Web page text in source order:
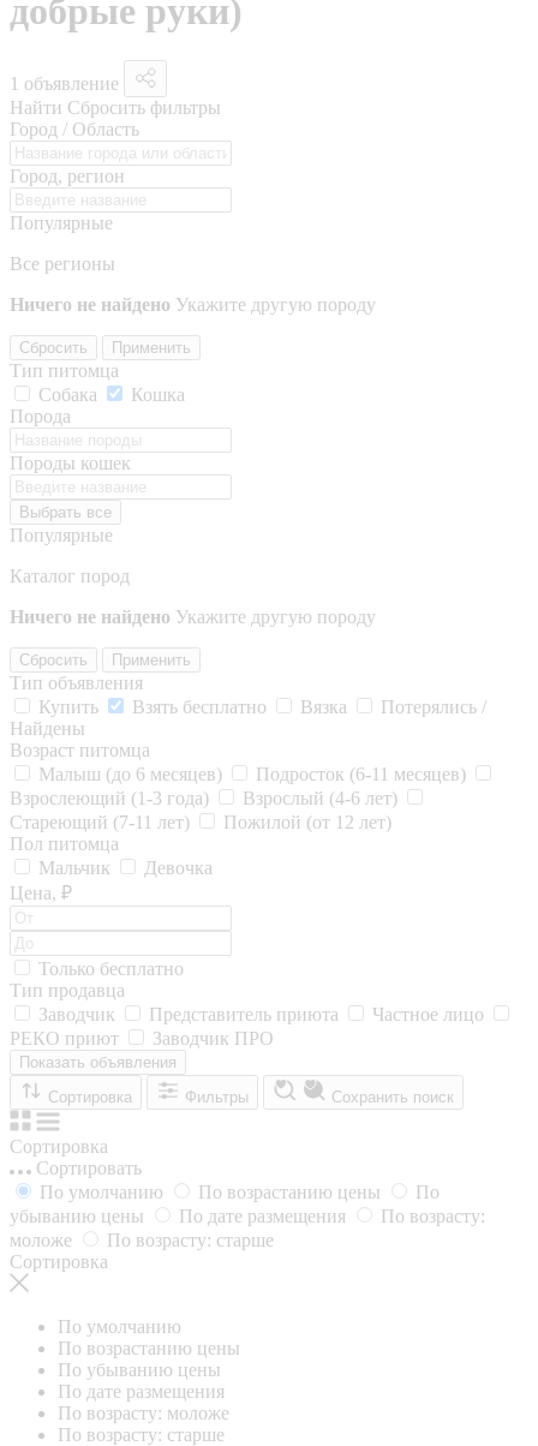
добрые руки)
1 объявление
Найти Сбросить фильтры
Город / Область
Город, регион
Популярные
Все регионы
Ничего не найдено Укажите другую породу
Сбросить Применить
Тип питомца
Собака
Кошка
Порода
Породы кошек
Выбрать все
Популярные
Каталог пород
Ничего не найдено Укажите другую породу
Сбросить Применить
Тип объявления
Купить
Взять бесплатно Вязка
Потерялись /
Найдены
Возраст питомца
Малыш (до 6 месяцев)
Подросток (6-11 месяцев)
Взрослеющий (1-3 года)
Взрослый (4-6 лет)
Стареющий (7-11 лет)
Пожилой (от 12 лет)
Пол питомца
Мальчик
Девочка
Цена, ₽
Только бесплатно
Тип продавца
Заводчик
Представитель приюта
Частное лицо
РЕКО приют
Заводчик ПРО
Показать объявления
Сортировка
Фильтры Сохранить поиск
Сортировка
Сортировать
По умолчанию
По возрастанию цены
По
убыванию цены
По дате размещения
По возрасту:
моложе
По возрасту: старше
Сортировка
По умолчанию
По возрастанию цены
По убыванию цены
По дате размещения
По возрасту: моложе
По возрасту: старше